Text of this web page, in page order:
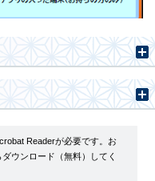
Readerが必要です。お
ダウンロード（無料）してく